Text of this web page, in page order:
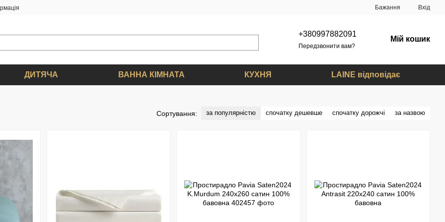
Бажання Вхід
+380997882091
Передзвонити вам?
Мій кошик
ДИТЯЧА ВАННА КІМНАТА КУХНЯ LAINE відповідає
Сортування: за популярністю спочатку дешевше спочатку дорожчі за назвою